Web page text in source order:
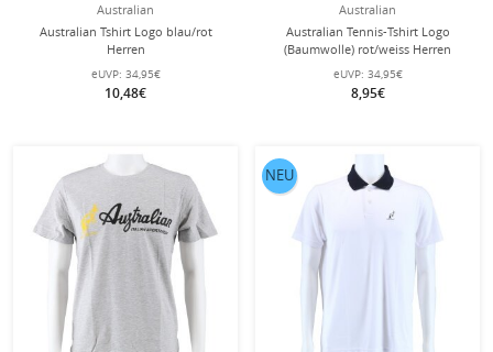
Australian
Australian Tshirt Logo blau/rot
Herren
eUVP: 34,95€
10,48€
Australian
Australian Tennis-Tshirt Logo
(Baumwolle) rot/weiss Herren
eUVP: 34,95€
8,95€
NEU